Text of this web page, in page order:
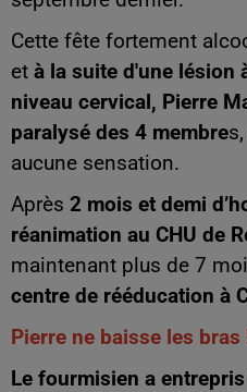
Cette fête fortement
et à la suite d'une lésion
niveau cervical, Pierre
paralysé des 4 membre
aucune sensation.
Après 2 mois et demi
réanimation au CHU de
maintenant plus de 7
centre de rééducation à
Pierre ne baisse les bras
Le fourmisien a